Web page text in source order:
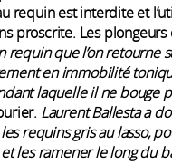
requin est interdite et
proscrite. Les
requin que l’on retourne
en immobilité
laquelle il ne bouge
Laurent Ballesta a
requins gris au lasso,
les ramener le long du